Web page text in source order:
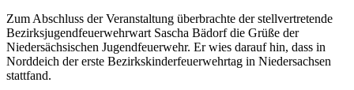
Zum Abschluss der Veranstaltung überbrachte der stellvertretende
Bezirksjugendfeuerwehrwart Sascha Bädorf die Grüße der
Niedersächsischen Jugendfeuerwehr. Er wies darauf hin, dass in
Norddeich der erste Bezirkskinderfeuerwehrtag in Niedersachsen
stattfand.